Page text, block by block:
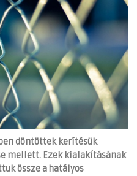
döntöttek kerítésük
mellett. Ezek kialakításának
össze a hatályos